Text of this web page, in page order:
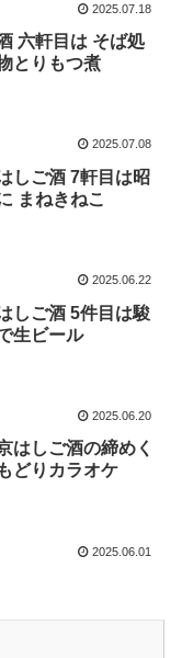
2025.07.18
六軒目は そば処
とりもつ煮
2025.07.08
しご酒 7軒目は昭
まねきねこ
2025.06.22
しご酒 5件目は駿
生ビール
2025.06.20
はしご酒の締めく
どりカラオケ
2025.06.01